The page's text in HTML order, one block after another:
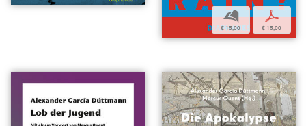
b
€ 15,00
p
€ 15,00